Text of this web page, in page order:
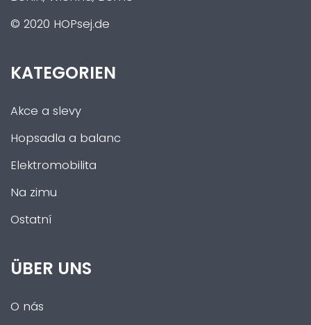
© 2020 HOPsej.de
KATEGORIEN
Akce a slevy
Hopsadla a balanc
Elektromobilita
Na zimu
Ostatní
ÜBER UNS
O nás